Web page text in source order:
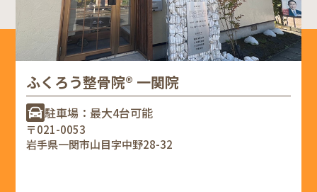
ふくろう整骨院® 一関院
駐車場：最大4台可能
〒021-0053
岩手県一関市山目字中野28-32